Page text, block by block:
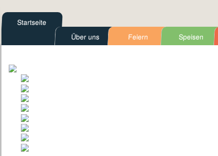
Startseite
Über uns
Feiern Speisen